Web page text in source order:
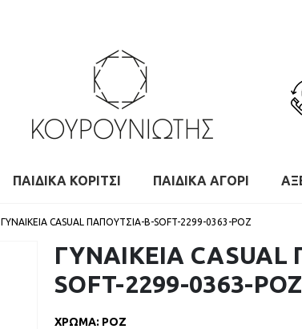
ΠΑΙΔΙΚΑ ΚΟΡΙΤΣΙ ΠΑΙΔΙΚΑ ΑΓΟΡΙ
ΓΥΝΑΙΚΕΙΑ CASUAL ΠΑΠΟΥΤΣΙΑ-B-SOFT-2299-0363-ΡΟΖ
ΓΥΝΑΙΚΕΙΑ
SOFT-2299-0363-ΡΟΖ
ΧΡΩΜΑ: ΡΟΖ